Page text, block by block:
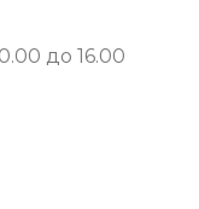
до 16.00